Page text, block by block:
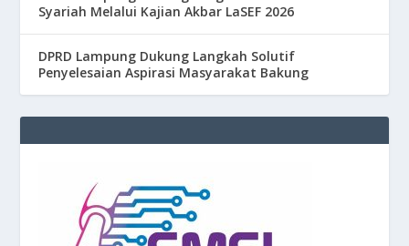
Syariah Melalui Kajian Akbar LaSEF 2026
DPRD Lampung Dukung Langkah Solutif
Penyelesaian Aspirasi Masyarakat Bakung